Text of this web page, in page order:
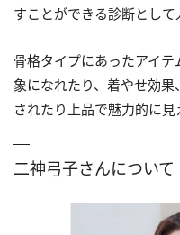
すことができる診断として
骨格タイプにあったアイ
象になれたり、着やせ効
されたり上品で魅力的に見
二神弓子さんについて